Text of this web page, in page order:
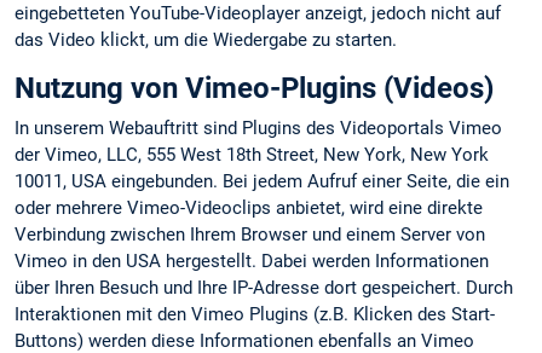
eingebetteten YouTube-Videoplayer anzeigt, jedoch nicht auf
das Video klickt, um die Wiedergabe zu starten.
Nutzung von Vimeo-Plugins (Videos)
In unserem Webauftritt sind Plugins des Videoportals Vimeo
der Vimeo, LLC, 555 West 18th Street, New York, New York
10011, USA eingebunden. Bei jedem Aufruf einer Seite, die ein
oder mehrere Vimeo-Videoclips anbietet, wird eine direkte
Verbindung zwischen Ihrem Browser und einem Server von
Vimeo in den USA hergestellt. Dabei werden Informationen
über Ihren Besuch und Ihre IP-Adresse dort gespeichert. Durch
Interaktionen mit den Vimeo Plugins (z.B. Klicken des Start-
Buttons) werden diese Informationen ebenfalls an Vimeo